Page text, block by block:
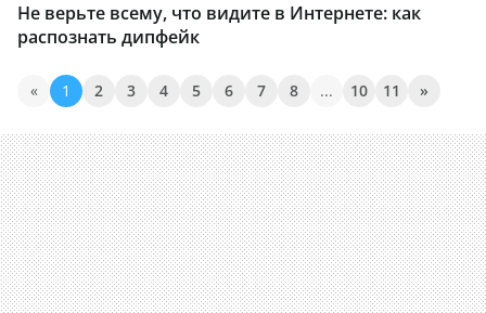
Не верьте всему, что видите в Интернете: как
распознать дипфейк
« 1 2 3 4 5 6 7 8 ... 10 11 »